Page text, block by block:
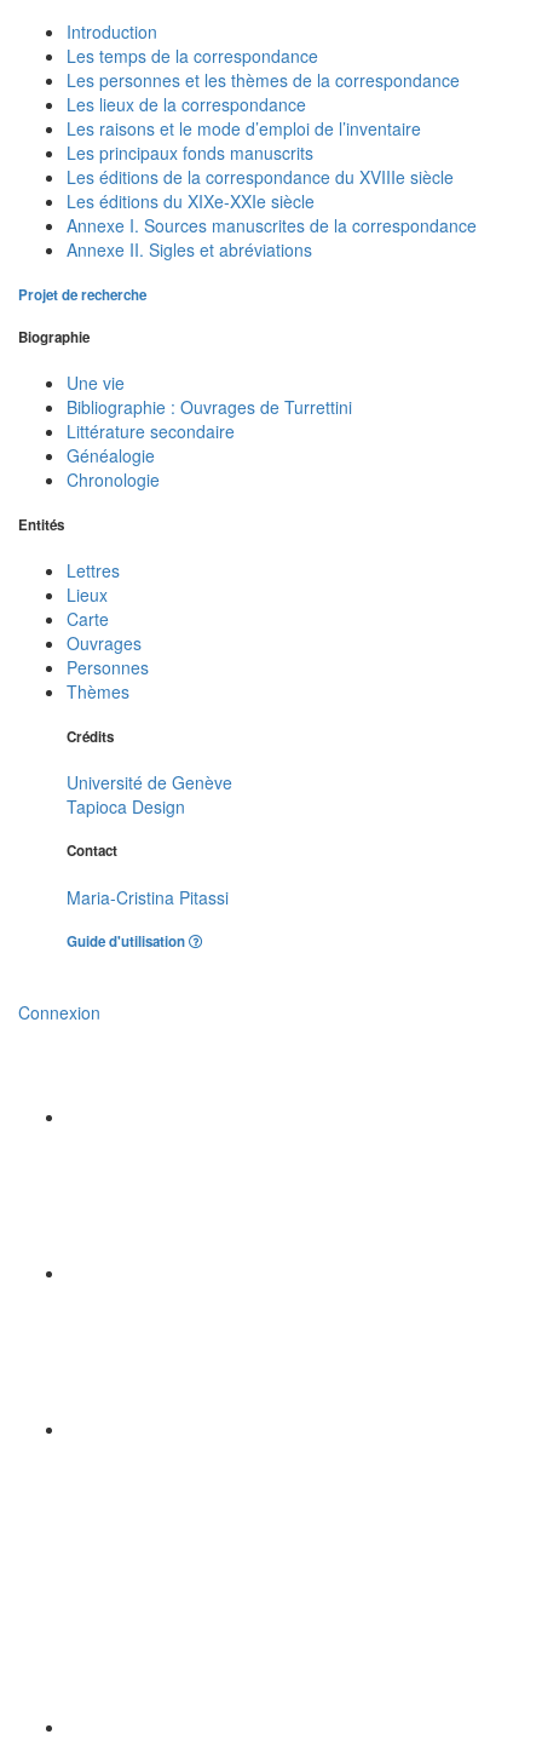
Introduction
Les temps de la correspondance
Les personnes et les thèmes de la correspondance
Les lieux de la correspondance
Les raisons et le mode d’emploi de l’inventaire
Les principaux fonds manuscrits
Les éditions de la correspondance du XVIIIe siècle
Les éditions du XIXe-XXIe siècle
Annexe I. Sources manuscrites de la correspondance
Annexe II. Sigles et abréviations
Projet de recherche
Biographie
Une vie
Bibliographie : Ouvrages de Turrettini
Littérature secondaire
Généalogie
Chronologie
Entités
Lettres
Lieux
Carte
Ouvrages
Personnes
Thèmes
Crédits
Université de Genève
Tapioca Design
Contact
Maria-Cristina Pitassi
Guide d'utilisation
Connexion